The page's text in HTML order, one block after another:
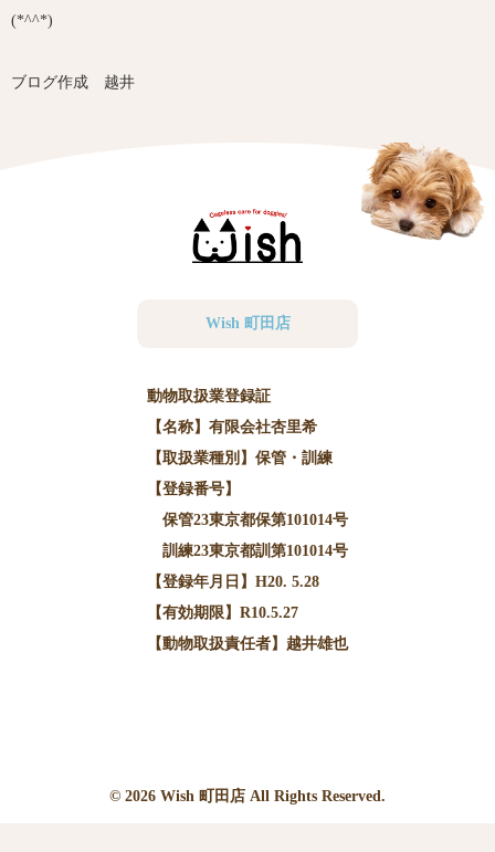
(*^^*)
ブログ作成 越井
Wish 町田店
動物取扱業登録証
【名称】有限会社杏里希
【取扱業種別】保管・訓練
【登録番号】
保管23東京都保第101014号
訓練23東京都訓第101014号
【登録年月日】H20. 5.28
【有効期限】R10.5.27
【動物取扱責任者】越井雄也
© 2026 Wish 町田店 All Rights Reserved.